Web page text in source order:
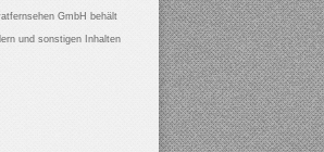
GmbH behält
und sonstigen Inhalten